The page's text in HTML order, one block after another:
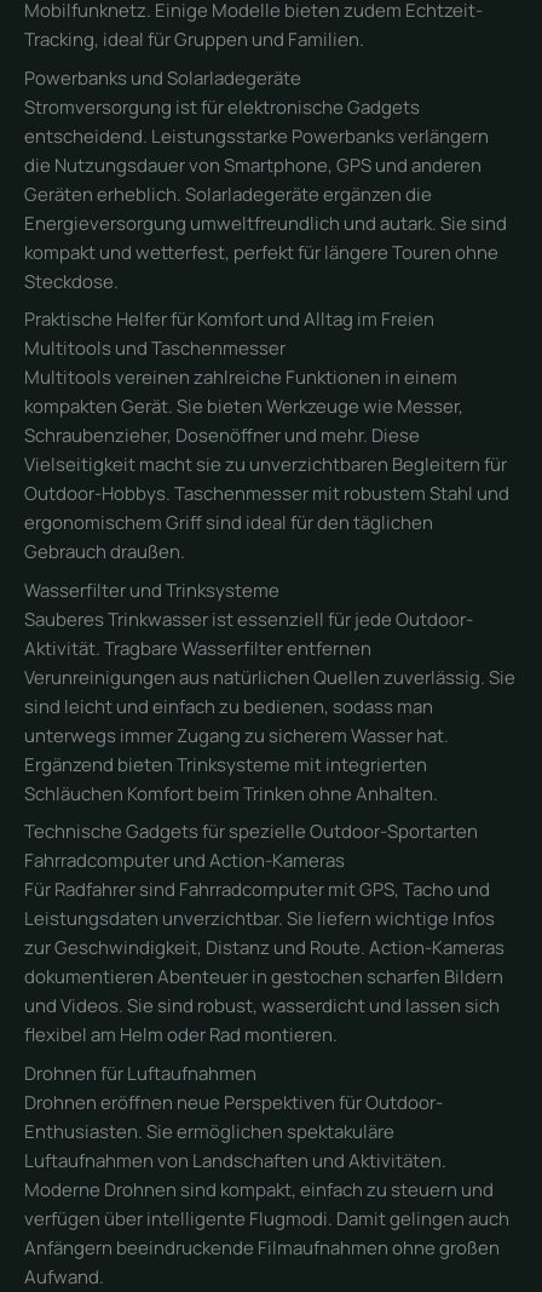
Mobilfunknetz. Einige Modelle bieten zudem Echtzeit-
Tracking, ideal für Gruppen und Familien.
Powerbanks und Solarladegeräte
Stromversorgung ist für elektronische Gadgets
entscheidend. Leistungsstarke Powerbanks verlängern
die Nutzungsdauer von Smartphone, GPS und anderen
Geräten erheblich. Solarladegeräte ergänzen die
Energieversorgung umweltfreundlich und autark. Sie sind
kompakt und wetterfest, perfekt für längere Touren ohne
Steckdose.
Praktische Helfer für Komfort und Alltag im Freien
Multitools und Taschenmesser
Multitools vereinen zahlreiche Funktionen in einem
kompakten Gerät. Sie bieten Werkzeuge wie Messer,
Schraubenzieher, Dosenöffner und mehr. Diese
Vielseitigkeit macht sie zu unverzichtbaren Begleitern für
Outdoor-Hobbys. Taschenmesser mit robustem Stahl und
ergonomischem Griff sind ideal für den täglichen
Gebrauch draußen.
Wasserfilter und Trinksysteme
Sauberes Trinkwasser ist essenziell für jede Outdoor-
Aktivität. Tragbare Wasserfilter entfernen
Verunreinigungen aus natürlichen Quellen zuverlässig. Sie
sind leicht und einfach zu bedienen, sodass man
unterwegs immer Zugang zu sicherem Wasser hat.
Ergänzend bieten Trinksysteme mit integrierten
Schläuchen Komfort beim Trinken ohne Anhalten.
Technische Gadgets für spezielle Outdoor-Sportarten
Fahrradcomputer und Action-Kameras
Für Radfahrer sind Fahrradcomputer mit GPS, Tacho und
Leistungsdaten unverzichtbar. Sie liefern wichtige Infos
zur Geschwindigkeit, Distanz und Route. Action-Kameras
dokumentieren Abenteuer in gestochen scharfen Bildern
und Videos. Sie sind robust, wasserdicht und lassen sich
flexibel am Helm oder Rad montieren.
Drohnen für Luftaufnahmen
Drohnen eröffnen neue Perspektiven für Outdoor-
Enthusiasten. Sie ermöglichen spektakuläre
Luftaufnahmen von Landschaften und Aktivitäten.
Moderne Drohnen sind kompakt, einfach zu steuern und
verfügen über intelligente Flugmodi. Damit gelingen auch
Anfängern beeindruckende Filmaufnahmen ohne großen
Aufwand.